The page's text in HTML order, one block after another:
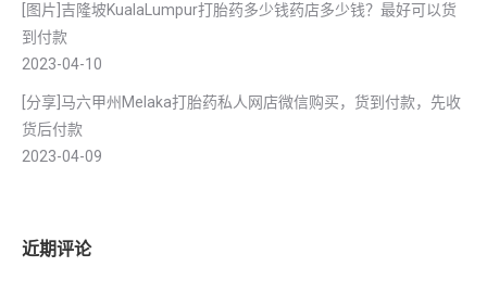
[图片]吉隆坡KualaLumpur打胎药多少钱药店多少钱？最好可以货
到付款
2023-04-10
[分享]马六甲州Melaka打胎药私人网店微信购买，货到付款，先收
货后付款
2023-04-09
近期评论